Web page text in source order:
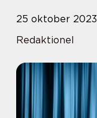
25 oktober 2023
Redaktionel